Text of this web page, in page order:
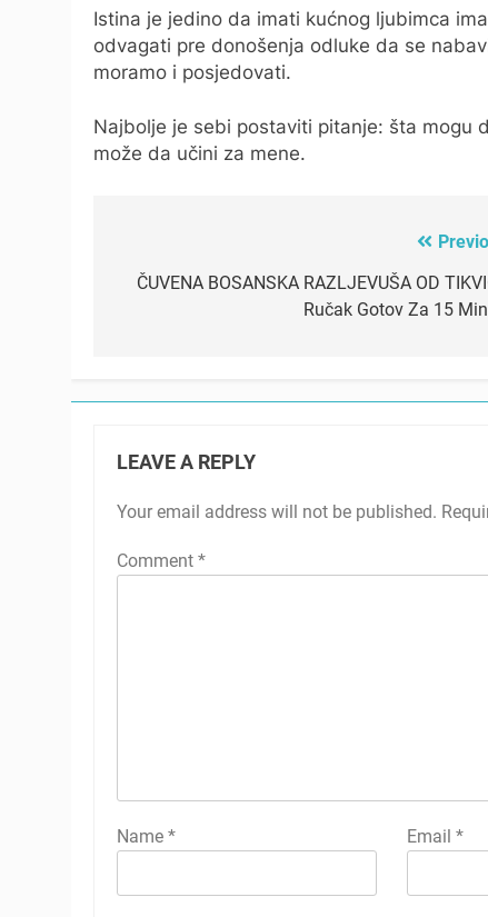
Istina je jedino da imati kućnog ljubimca
odvagati pre donošenja odluke da se
moramo i posjedovati.
Najbolje je sebi postaviti pitanje: šta mogu
može da učini za mene.
navigation
ČUVENA BOSANSKA RAZLJEVUŠA OD
Ručak Gotov Za 15
LEAVE A REPLY
Your email address will not be published.
Comment *
Name * Email *